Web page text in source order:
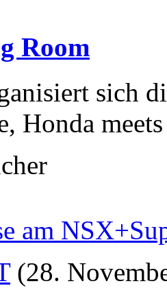
Room
sich
Honda
am
(28.